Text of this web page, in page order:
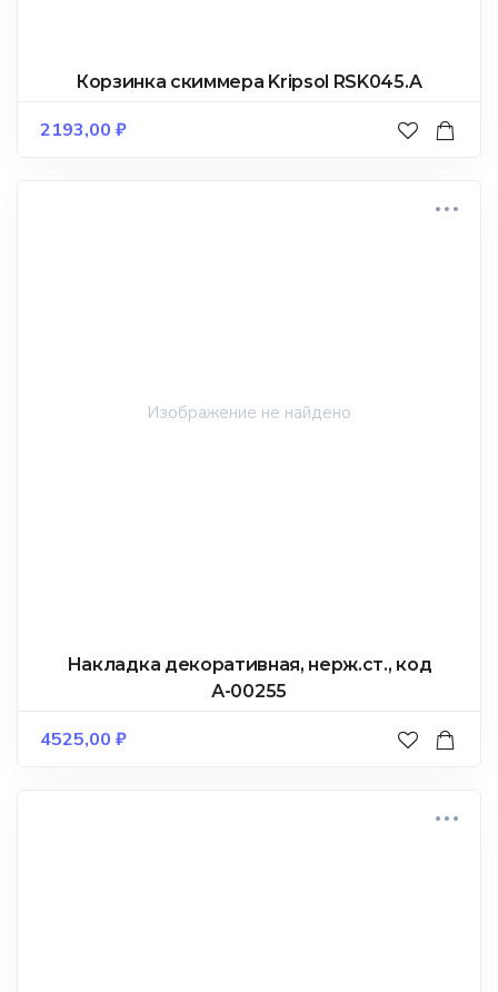
Корзинка скиммера Kripsol RSK045.A
2193,00 ₽
Накладка декоративная, нерж.ст., код
А-00255
4525,00 ₽